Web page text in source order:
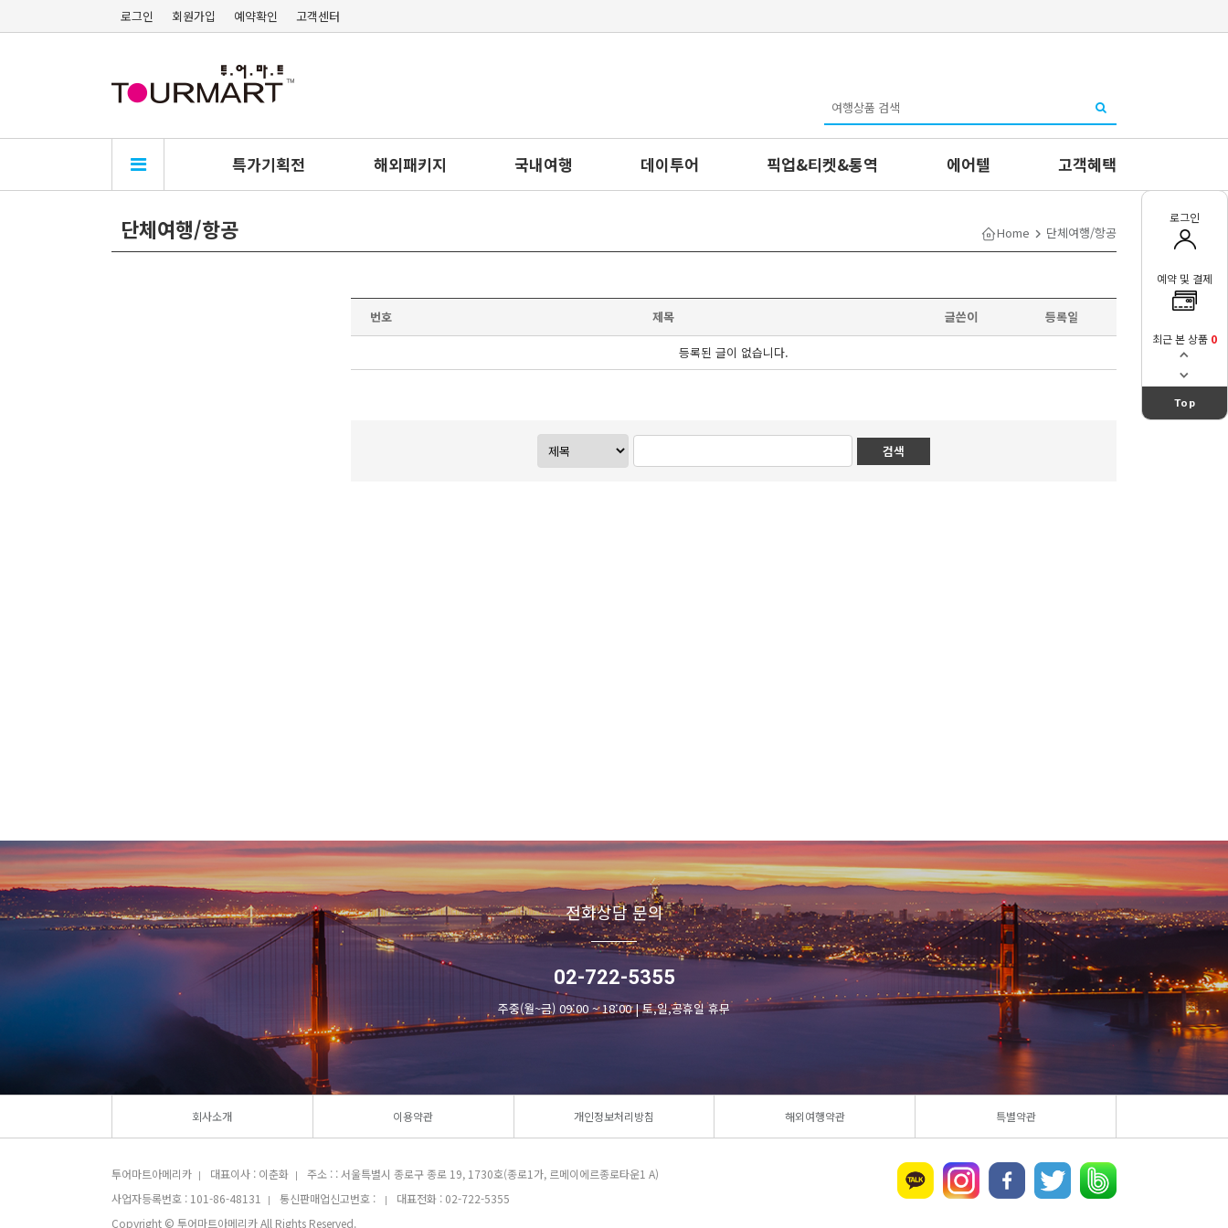
로그인 회원가입 예약확인 고객센터
특가기획전 해외패키지 국내여행 데이투어 픽업&티켓&통역 에어텔 고객혜택
단체여행/항공 Home 단체여행/항공
번호 제목 글쓴이 등록일
등록된 글이 없습니다.
로그인
예약 및 결제
최근 본 상품 0
Top
전화상담 문의
02-722-5355
주중(월~금) 09:00 ~ 18:00 | 토,일,공휴일 휴무
회사소개 이용약관 개인정보처리방침 해외여행약관 특별약관
투어마트아메리카 | 대표이사 : 이춘화 |
주소 : : 서울특별시 종로구 종로 19, 1730호(종로1가, 르메이에르종로타운1 A)
사업자등록번호 : 101-86-48131
| 통신판매업신고번호 : |
대표전화 : 02-722-5355
Copyright © 투어마트아메리카 All Rights Reserved.